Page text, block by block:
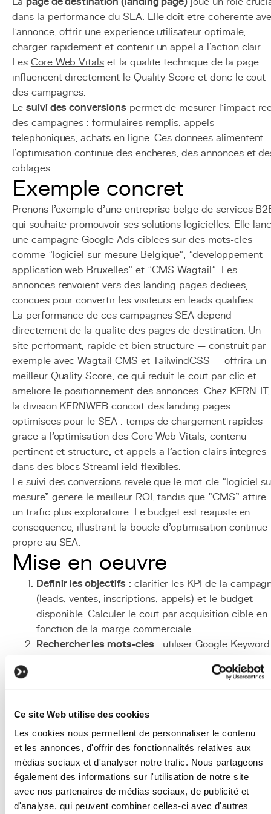
Ce site Web utilise des cookies
Les cookies nous permettent de personnaliser le contenu
et les annonces, d'offrir des fonctionnalités relatives aux
médias sociaux et d'analyser notre trafic. Nous partageons
également des informations sur l'utilisation de notre site
avec nos partenaires de médias sociaux, de publicité et
d'analyse, qui peuvent combiner celles-ci avec d'autres
dans la performance du SEA. Elle doit etre coherente
l'annonce, offrir une experience utilisateur optimale,
charger rapidement et contenir un appel a l'action clair.
Les Core Web Vitals et la qualite technique de la page
influencent directement le Quality Score et donc le cout
des campagnes.
Le suivi des conversions permet de mesurer l'impact
des campagnes : formulaires remplis, appels
telephoniques, achats en ligne. Ces donnees alimentent
l'optimisation continue des encheres, des annonces et
ciblages.
Exemple concret
Prenons l'exemple d'une entreprise belge de services
qui souhaite promouvoir ses solutions logicielles. Elle
une campagne Google Ads ciblees sur des mots-cles
comme "logiciel sur mesureBelgique", "developpement
application web Bruxelles" et "CMS Wagtail". Les
annonces renvoient vers des landing pages dediees,
concues pour convertir les visiteurs en leads qualifies.
La performance de ces campagnes SEA depend
directement de la qualite des pages de destination. Un
site performant, rapide et bien structure — construit par
exemple avec Wagtail CMS et TailwindCSS — offrira un
meilleur Quality Score, ce qui reduit le cout par clic et
ameliore le positionnement des annonces. Chez KERN-IT,
la division KERNWEB concoit des landing pages
optimisees pour le SEA : temps de chargement rapides
grace a l'optimisation des Core Web Vitals, contenu
pertinent et structure, et appels a l'action clairs integres
dans des blocs StreamField flexibles.
Le suivi des conversions revele que le mot-cle "logiciel
mesure" genere le meilleur ROI, tandis que "CMS" attire
un trafic plus exploratoire. Le budget est reajuste en
consequence, illustrant la boucle d'optimisation continue
propre au SEA.
Mise en oeuvre
Definir les objectifs : clarifier les KPI de la
(leads, ventes, inscriptions, appels) et le budget
disponible. Calculer le cout par acquisition cible en
fonction de la marge commerciale.
Rechercher les mots-cles : utiliser Google Keyword
cles pertinents, leur volume de recherche et leur
estime par clic.
en campagnes et groupes d'annonces thematiques.
Separer les campagnes par objectif, zone
geographique ou produit/service.
Creer les annonces: rediger des annonces
percutantes avec des titres incluant le mot-cle, des
descriptions orientees benefice et des appels a
l'action clairs. Configurer les extensions d'annonces